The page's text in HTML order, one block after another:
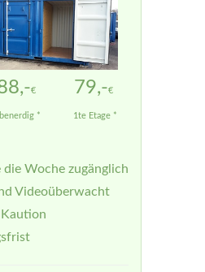
€ 79,-€
* 1te Etage *
die Woche zugänglich
Videoüberwacht